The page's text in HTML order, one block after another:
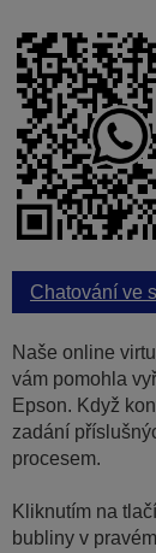
Chatování ve
Naše online
vám pomohla
Epson. Když
zadání
procesem.
Kliknutím na
bubliny v